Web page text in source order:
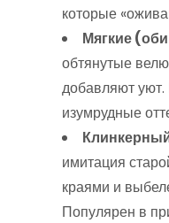
которые
Мягкие
обтянутые
добавляют уют.
изумрудные
имитация
краями и
Популярен в